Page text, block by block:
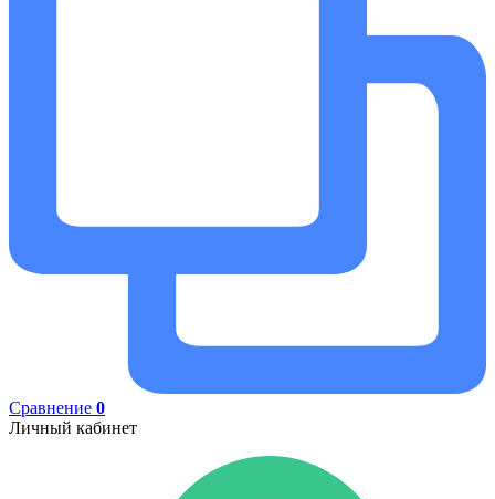
Сравнение 0
Личный кабинет